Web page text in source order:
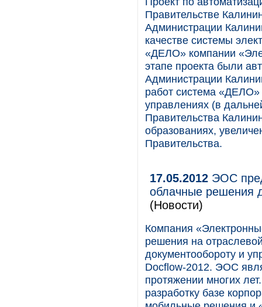
Правительстве
Администрации
качестве системы
«ДЕЛО» компании
этапе проекта были
Администрации
работ система
управлениях (в
Правительства
образованиях,
Правительства.
17.05.2012 ЭОС
облачные решения
(Новости)
Компания
решения на
документообороту и
Docflow-2012. ЭОС
протяжении многих
разработку базе